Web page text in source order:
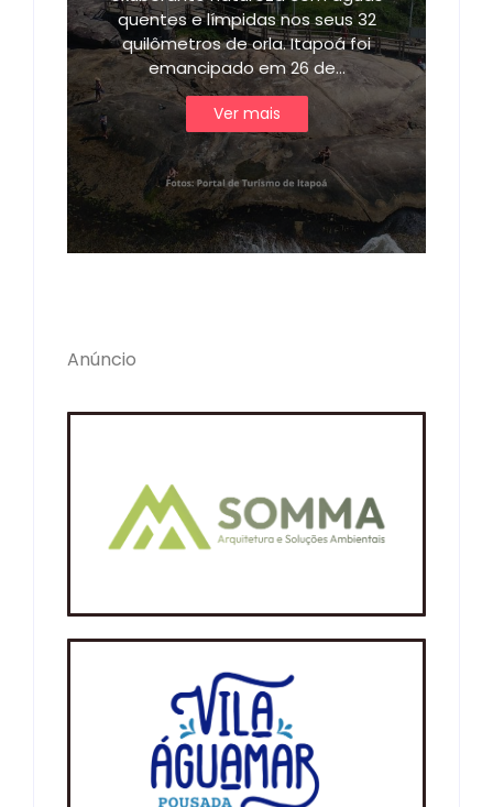
quentes e límpidas nos seus 32
quilômetros de orla. Itapoá foi
emancipado em 26 de…
Ver mais
Anúncio